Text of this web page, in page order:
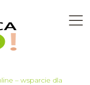
– wsparcie dla